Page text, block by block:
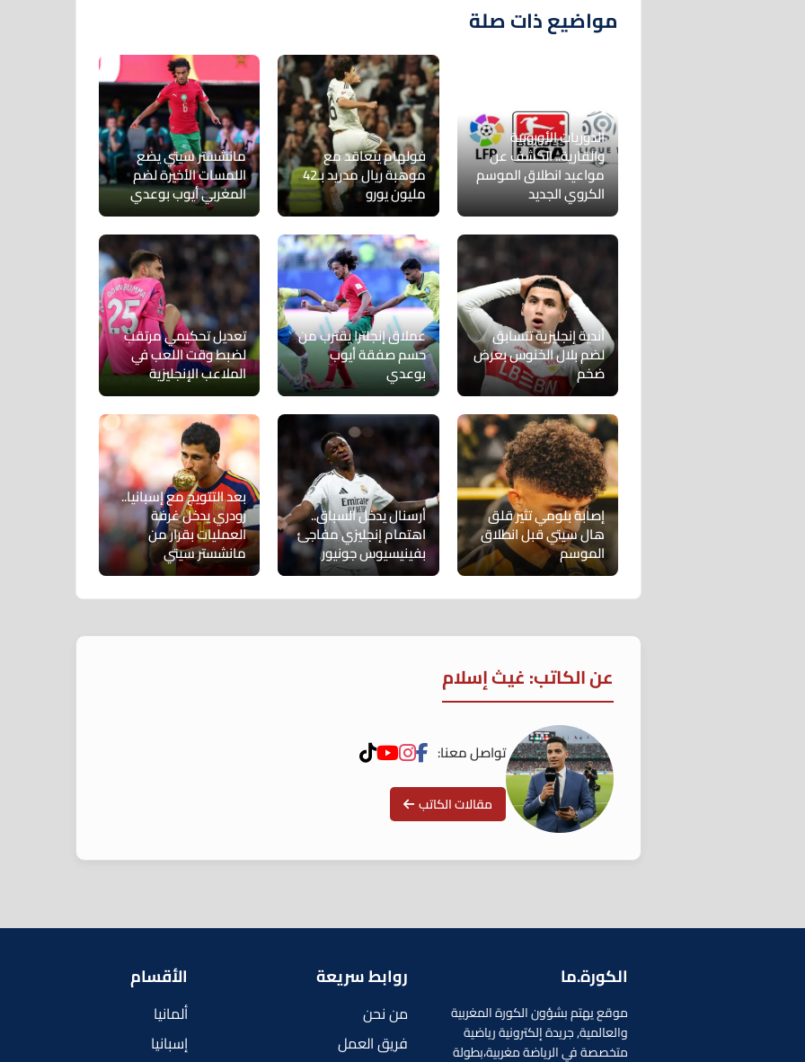
مواضيع ذات صلة
الدوريات الأوروبية
والقارية.. الكشف عن
مواعيد انطلاق الموسم
الكروي الجديد
فولهام يتعاقد مع
موهبة ريال مدريد بـ42
مليون يورو
مانشستر سيتي يضع
اللمسات الأخيرة لضم
المغربي أيوب بوعدي
أندية إنجليزية تتسابق
لضم بلال الخنوس بعرض
ضخم
عملاق إنجلترا يقترب من
حسم صفقة أيوب
بوعدي
تعديل تحكيمي مرتقب
لضبط وقت اللعب في
الملاعب الإنجليزية
إصابة بلومي تثير قلق
هال سيتي قبل انطلاق
الموسم
أرسنال يدخل السباق..
اهتمام إنجليزي مفاجئ
بفينيسيوس جونيور
بعد التتويج مع إسبانيا..
رودري يدخل غرفة
العمليات بقرار من
مانشستر سيتي
عن الكاتب: غيث إسلام
تواصل معنا:
مقالات الكاتب
الكورة.ما
موقع يهتم بشؤون الكورة المغربية
والعالمية, جريدة إلكترونية رياضية
متخصصة في الرياضة مغربية،بطولة
روابط سريعة
من نحن
فريق العمل
الأقسام
ألمانيا
إسبانيا